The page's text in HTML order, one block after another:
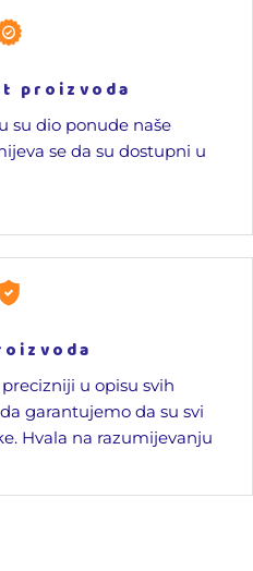
proizvoda
su dio ponude naše
se da su dostupni u
u opisu svih
garantujemo da su svi
Hvala na razumijevanju